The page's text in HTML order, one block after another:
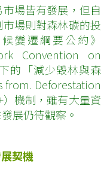
場皆有發展，但自
場則對森林碳的投
變遷綱要公約》
Convention on
的「減少毀林與森
from. Deforestation
機制，雖有大量資
展仍待觀察。
契機